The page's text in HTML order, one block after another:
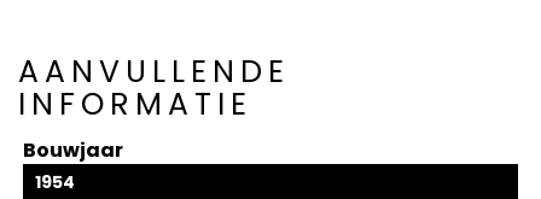
AANVULLENDE
INFORMATIE
Bouwjaar
1954